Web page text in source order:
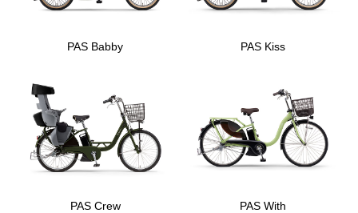
PAS Babby PAS Kiss
PAS Crew PAS With